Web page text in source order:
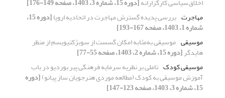
مهاجرت بررسی پدیده گسترش مهاجرت در اتحادیه اروپا [دوره 15،
شماره 1، 1403، صفحه 167-193]
موسیقی موسیقی به‌مثابه امکان گسست از سوبژکتیویسم از منظر
هایدگر[دوره 15، شماره 2، 1403، صفحه 55-77]
موسیقی کودک تاملی بر نظریه سرمایه فرهنگی پیر بوردیو در باب
آموزش موسیقی به کودک (مطالعه موردی هنرجویان ساز پیانو)[دوره
15، شماره 3، 1403، صفحه 123-147]